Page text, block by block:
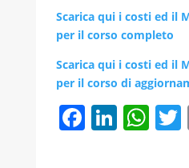
Scarica qui i costi ed il
per il corso completo
Scarica qui i costi ed il
per il corso di aggior
F Li W